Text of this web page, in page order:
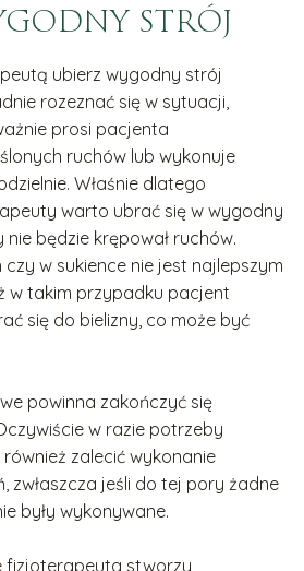
STRÓJ
ubierz wygodny strój
rozeznać się w sytuacji,
prosi pacjenta
ruchów lub wykonuje
Właśnie dlatego
warto ubrać się w wygodny
będzie krępował ruchów.
w sukience nie jest najlepszym
w takim przypadku pacjent
się do bielizny, co może być
powinna zakończyć się
w razie potrzeby
zalecić wykonanie
zwłaszcza jeśli do tej pory żadne
były wykonywane.
fizjoterapeuta stworzy